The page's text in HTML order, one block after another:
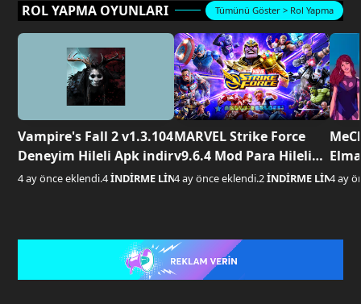
ROL YAPMA OYUNLARI
Vampire's Fall 2 v1.3.104
Deneyim Hileli Apk indir
4 ay önce eklendi.4İNDİRME LİNKİ AKTİF
MARVEL Strike Force
v9.6.4 Mod Para Hileli
Apk indir
4 ay önce eklendi.2İNDİRME LİNKİ
4 ay
Tümünü Göster > Rol Yapma